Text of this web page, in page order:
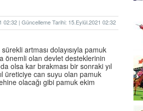
02:32 | Güncelleme Tarihi: 15.Eylül.2021 02:32
artması dolayısıyla pamuk
önemli olan devlet desteklerinin
olsa kar bırakması bir sonraki yıl
üreticiye can suyu olan pamuk
olacağı gibi pamuk ekim